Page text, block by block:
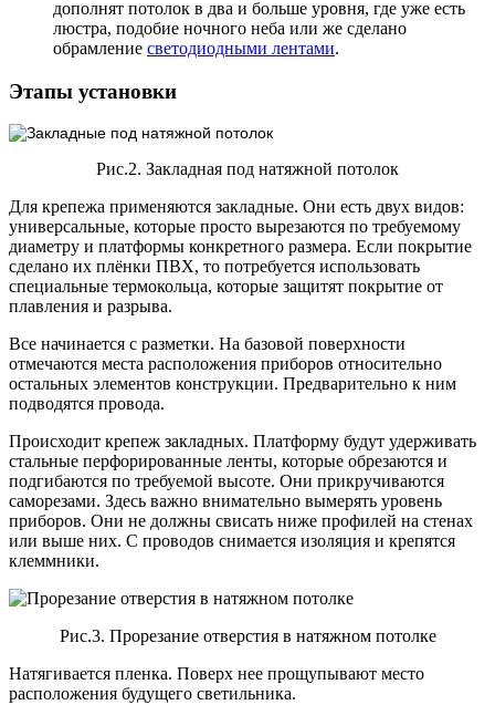
дополнят потолок в два и больше уровня, где уже есть
люстра, подобие ночного неба или же сделано
обрамление светодиодными лентами.
Этапы установки
Рис.2. Закладная под натяжной потолок
Для крепежа применяются закладные. Они есть двух видов:
универсальные, которые просто вырезаются по требуемому
диаметру и платформы конкретного размера. Если покрытие
сделано их плёнки ПВХ, то потребуется использовать
специальные термокольца, которые защитят покрытие от
плавления и разрыва.
Все начинается с разметки. На базовой поверхности
отмечаются места расположения приборов относительно
остальных элементов конструкции. Предварительно к ним
подводятся провода.
Происходит крепеж закладных. Платформу будут удерживать
стальные перфорированные ленты, которые обрезаются и
подгибаются по требуемой высоте. Они прикручиваются
саморезами. Здесь важно внимательно вымерять уровень
приборов. Они не должны свисать ниже профилей на стенах
или выше них. С проводов снимается изоляция и крепятся
клеммники.
Рис.3. Прорезание отверстия в натяжном потолке
Натягивается пленка. Поверх нее прощупывают место
расположения будущего светильника.